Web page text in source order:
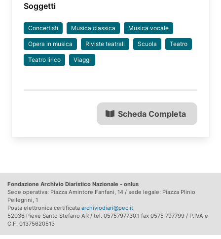
Soggetti
Concertisti Musica classica Musica vocale
Opera in musica Riviste teatrali Scuola Teatro
Teatro lirico Viaggi
Scheda Completa
Fondazione Archivio Diaristico Nazionale - onlus
Sede operativa: Piazza Amintore Fanfani, 14 / sede legale: Piazza Plinio
Pellegrini, 1
Posta elettronica certificata archiviodiari@pec.it
52036 Pieve Santo Stefano AR / tel. 0575797730.1 fax 0575 797799 / P.IVA e
C.F. 01375620513